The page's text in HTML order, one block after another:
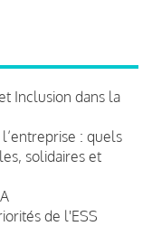
Inclusion dans la
: quels
solidaires et
de l'ESS